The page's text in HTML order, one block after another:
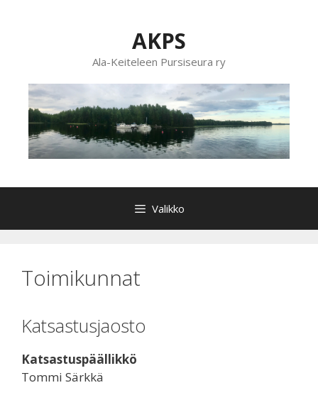
AKPS
Ala-Keiteleen Pursiseura ry
Valikko
Toimikunnat
Katsastusjaosto
Katsastuspäällikkö
Tommi Särkkä